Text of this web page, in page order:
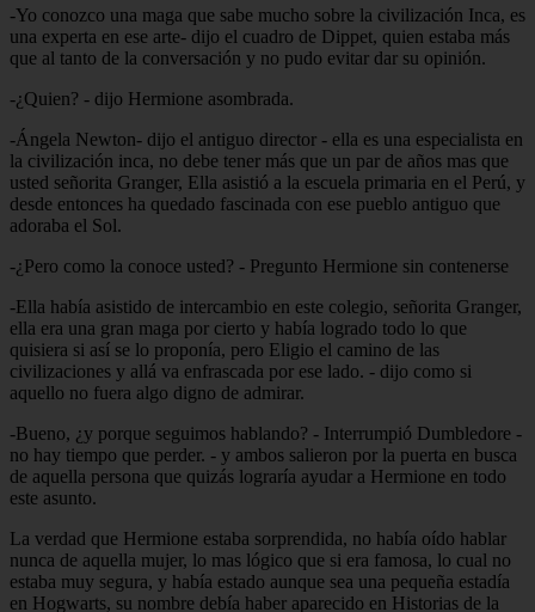
-Yo conozco una maga que sabe mucho sobre la civilización Inca, es
una experta en ese arte- dijo el cuadro de Dippet, quien estaba más
que al tanto de la conversación y no pudo evitar dar su opinión.
-¿Quien? - dijo Hermione asombrada.
-Ángela Newton- dijo el antiguo director - ella es una especialista en
la civilización inca, no debe tener más que un par de años mas que
usted señorita Granger, Ella asistió a la escuela primaria en el Perú, y
desde entonces ha quedado fascinada con ese pueblo antiguo que
adoraba el Sol.
-¿Pero como la conoce usted? - Pregunto Hermione sin contenerse
-Ella había asistido de intercambio en este colegio, señorita Granger,
ella era una gran maga por cierto y había logrado todo lo que
quisiera si así se lo proponía, pero Eligio el camino de las
civilizaciones y allá va enfrascada por ese lado. - dijo como si
aquello no fuera algo digno de admirar.
-Bueno, ¿y porque seguimos hablando? - Interrumpió Dumbledore -
no hay tiempo que perder. - y ambos salieron por la puerta en busca
de aquella persona que quizás lograría ayudar a Hermione en todo
este asunto.
La verdad que Hermione estaba sorprendida, no había oído hablar
nunca de aquella mujer, lo mas lógico que si era famosa, lo cual no
estaba muy segura, y había estado aunque sea una pequeña estadía
en Hogwarts, su nombre debía haber aparecido en Historias de la